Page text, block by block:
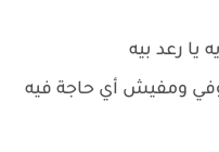
يا رعد بيه
ومفيش أي حاجة فيه